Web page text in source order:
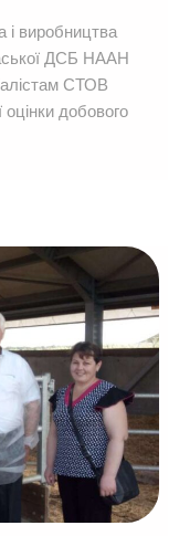
і виробництва
ДСБ НААН
СТОВ
добового